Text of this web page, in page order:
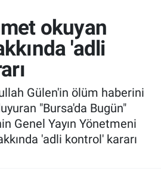
okuyan
'adli
Gülen'in ölüm haberini
"Bursa'da Bugün"
Genel Yayın Yönetmeni
'adli kontrol' kararı
Evrenive Fikstür